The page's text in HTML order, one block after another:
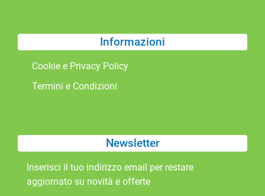
Informazioni
Cookie e Privacy Policy
Termini e Condizioni
Newsletter
Inserisci il tuo indirizzo email per restare
aggiornato su novità e offerte